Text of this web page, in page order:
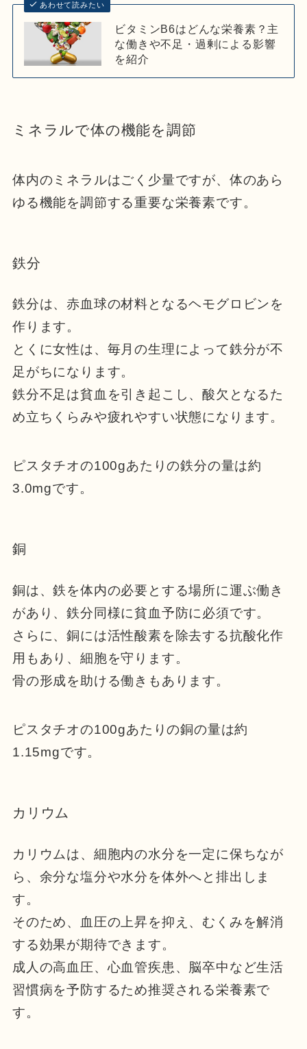
あわせて読みたい
ビタミンB6はどんな栄養素？主
な働きや不足・過剰による影響
を紹介
ミネラルで体の機能を調節
体内のミネラルはごく少量ですが、体のあら
ゆる機能を調節する重要な栄養素です。
鉄分
鉄分は、赤血球の材料となるヘモグロビンを
作ります。
とくに女性は、毎月の生理によって鉄分が不
足がちになります。
鉄分不足は貧血を引き起こし、酸欠となるた
め立ちくらみや疲れやすい状態になります。
ピスタチオの100gあたりの鉄分の量は約
3.0mgです。
銅
銅は、鉄を体内の必要とする場所に運ぶ働き
があり、鉄分同様に貧血予防に必須です。
さらに、銅には活性酸素を除去する抗酸化作
用もあり、細胞を守ります。
骨の形成を助ける働きもあります。
ピスタチオの100gあたりの銅の量は約
1.15mgです。
カリウム
カリウムは、細胞内の水分を一定に保ちなが
ら、余分な塩分や水分を体外へと排出しま
す。
そのため、血圧の上昇を抑え、むくみを解消
する効果が期待できます。
成人の高血圧、心血管疾患、脳卒中など生活
習慣病を予防するため推奨される栄養素で
す。